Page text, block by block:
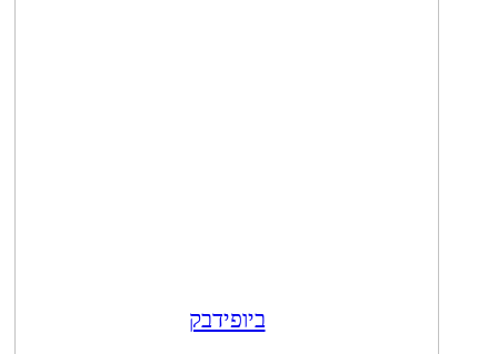
ביופידבק